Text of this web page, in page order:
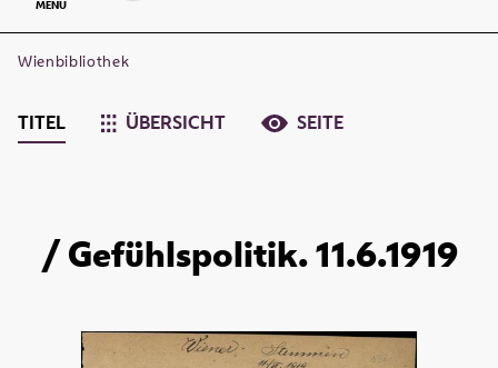
MENU
Wienbibliothek
TITEL ÜBERSICHT SEITE
/ Gefühlspolitik. 11.6.1919